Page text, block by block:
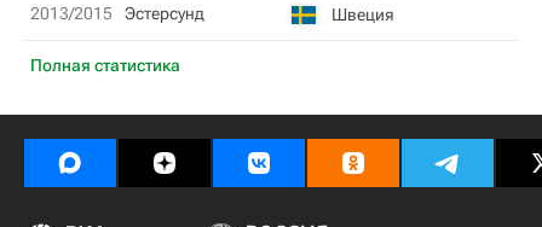
Полная статистика
2013/2015 Эстерсунд Швеция